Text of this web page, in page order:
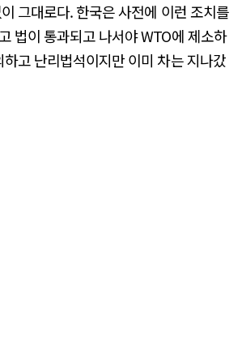
그대로다. 한국은 사전에 이런 조치를
법이 통과되고 나서야 WTO에 제소하
고 난리법석이지만 이미 차는 지나갔